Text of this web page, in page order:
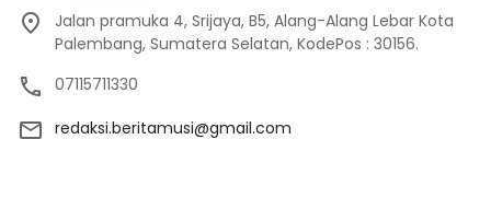
Jalan pramuka 4, Srijaya, B5, Alang-Alang Lebar Kota
Palembang, Sumatera Selatan, KodePos : 30156.
07115711330
redaksi.beritamusi@gmail.com